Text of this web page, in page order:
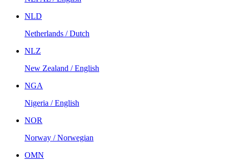
NLD
Netherlands / Dutch
NLZ
New Zealand / English
NGA
Nigeria / English
NOR
Norway / Norwegian
OMN